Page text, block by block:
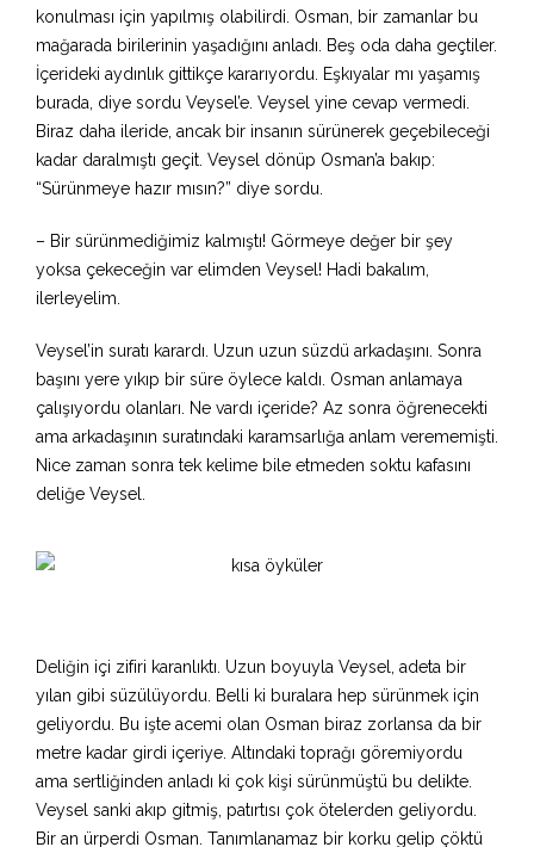
konulması için yapılmış olabilirdi. Osman, bir zamanlar bu
mağarada birilerinin yaşadığını anladı. Beş oda daha geçtiler.
İçerideki aydınlık gittikçe kararıyordu. Eşkıyalar mı yaşamış
burada, diye sordu Veysel’e. Veysel yine cevap vermedi.
Biraz daha ileride, ancak bir insanın sürünerek geçebileceği
kadar daralmıştı geçit. Veysel dönüp Osman’a bakıp:
“Sürünmeye hazır mısın?” diye sordu.
– Bir sürünmediğimiz kalmıştı! Görmeye değer bir şey
yoksa çekeceğin var elimden Veysel! Hadi bakalım,
ilerleyelim.
Veysel’in suratı karardı. Uzun uzun süzdü arkadaşını. Sonra
başını yere yıkıp bir süre öylece kaldı. Osman anlamaya
çalışıyordu olanları. Ne vardı içeride? Az sonra öğrenecekti
ama arkadaşının suratındaki karamsarlığa anlam verememişti.
Nice zaman sonra tek kelime bile etmeden soktu kafasını
deliğe Veysel.
Deliğin içi zifiri karanlıktı. Uzun boyuyla Veysel, adeta bir
yılan gibi süzülüyordu. Belli ki buralara hep sürünmek için
geliyordu. Bu işte acemi olan Osman biraz zorlansa da bir
metre kadar girdi içeriye. Altındaki toprağı göremiyordu
ama sertliğinden anladı ki çok kişi sürünmüştü bu delikte.
Veysel sanki akıp gitmiş, patırtısı çok ötelerden geliyordu.
Bir an ürperdi Osman. Tanımlanamaz bir korku gelip çöktü